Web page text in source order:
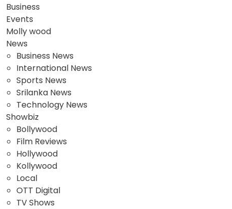
Business
Events
Molly wood
News
Business News
International News
Sports News
Srilanka News
Technology News
Showbiz
Bollywood
Film Reviews
Hollywood
Kollywood
Local
OTT Digital
TV Shows